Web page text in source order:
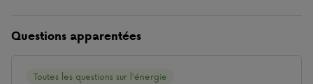
Questions apparentées
Toutes les questions sur l'énergie